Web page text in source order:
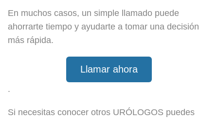
En muchos casos, un simple llamado puede
ahorrarte tiempo y ayudarte a tomar una decisión
más rápida.
Llamar ahora
.
Si necesitas conocer otros URÓLOGOS puedes